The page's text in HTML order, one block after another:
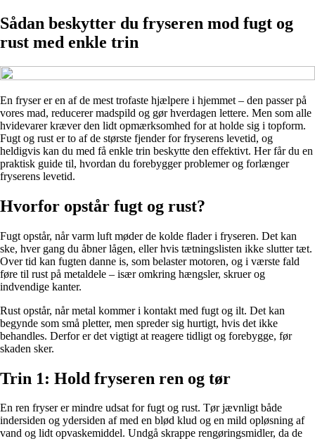
Sådan beskytter du fryseren mod fugt og
rust med enkle trin
En fryser er en af de mest trofaste hjælpere i hjemmet – den passer på
vores mad, reducerer madspild og gør hverdagen lettere. Men som alle
hvidevarer kræver den lidt opmærksomhed for at holde sig i topform.
Fugt og rust er to af de største fjender for fryserens levetid, og
heldigvis kan du med få enkle trin beskytte den effektivt. Her får du en
praktisk guide til, hvordan du forebygger problemer og forlænger
fryserens levetid.
Hvorfor opstår fugt og rust?
Fugt opstår, når varm luft møder de kolde flader i fryseren. Det kan
ske, hver gang du åbner lågen, eller hvis tætningslisten ikke slutter tæt.
Over tid kan fugten danne is, som belaster motoren, og i værste fald
føre til rust på metaldele – især omkring hængsler, skruer og
indvendige kanter.
Rust opstår, når metal kommer i kontakt med fugt og ilt. Det kan
begynde som små pletter, men spreder sig hurtigt, hvis det ikke
behandles. Derfor er det vigtigt at reagere tidligt og forebygge, før
skaden sker.
Trin 1: Hold fryseren ren og tør
En ren fryser er mindre udsat for fugt og rust. Tør jævnligt både
indersiden og ydersiden af med en blød klud og en mild opløsning af
vand og lidt opvaskemiddel. Undgå skrappe rengøringsmidler, da de